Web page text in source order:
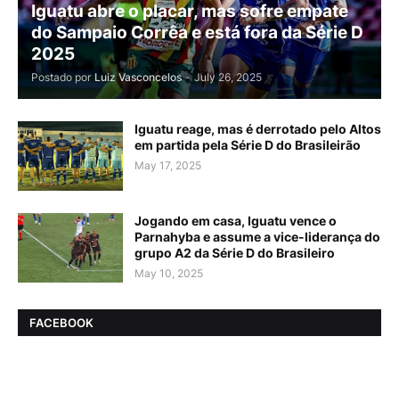
Iguatu abre o placar, mas sofre empate
do Sampaio Corrêa e está fora da Série D
2025
Postado por Luiz Vasconcelos - July 26, 2025
Iguatu reage, mas é derrotado pelo Altos
em partida pela Série D do Brasileirão
May 17, 2025
Jogando em casa, Iguatu vence o
Parnahyba e assume a vice-liderança do
grupo A2 da Série D do Brasileiro
May 10, 2025
FACEBOOK